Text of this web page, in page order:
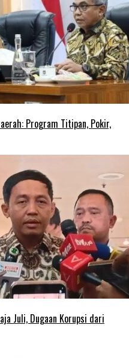
Program Titipan, Pokir,
Juli, Dugaan Korupsi dari